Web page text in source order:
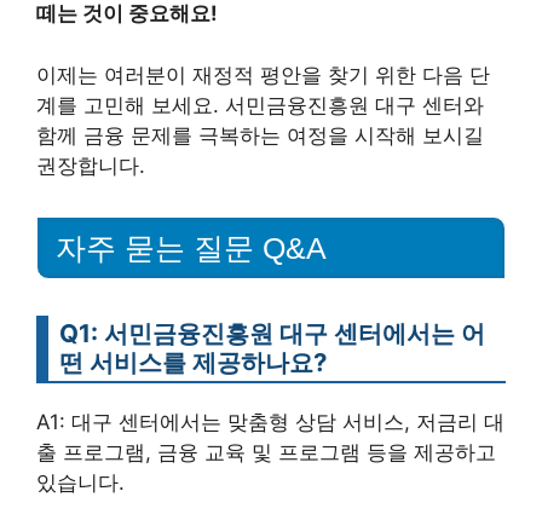
떼는 것이 중요해요!
이제는 여러분이 재정적 평안을 찾기 위한 다음 단
계를 고민해 보세요. 서민금융진흥원 대구 센터와
함께 금융 문제를 극복하는 여정을 시작해 보시길
권장합니다.
자주 묻는 질문 Q&A
Q1: 서민금융진흥원 대구 센터에서는 어
떤 서비스를 제공하나요?
A1: 대구 센터에서는 맞춤형 상담 서비스, 저금리 대
출 프로그램, 금융 교육 및 프로그램 등을 제공하고
있습니다.